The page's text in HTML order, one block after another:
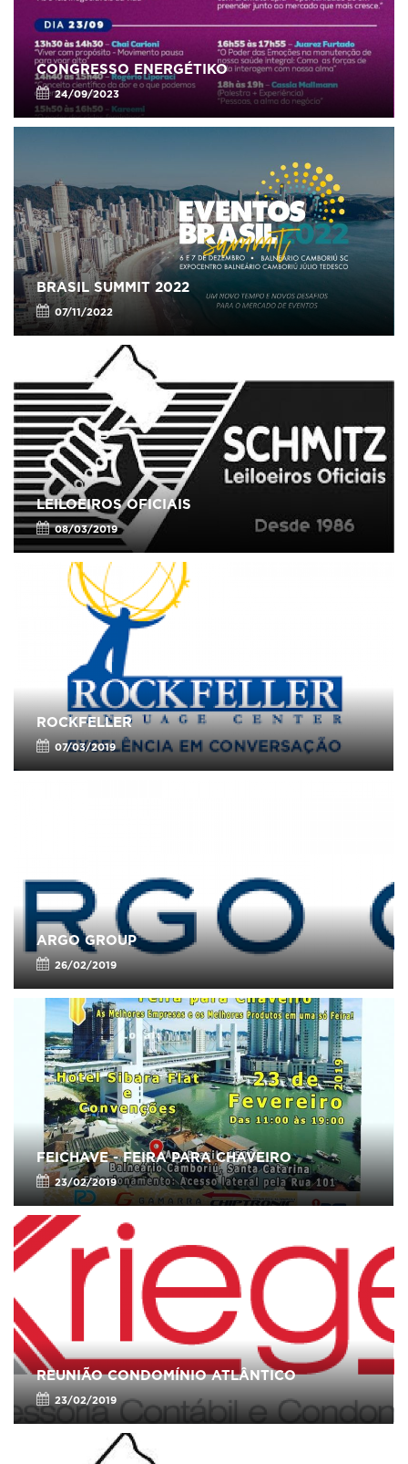
CONGRESSO ENERGÉTIKO
24/09/2023
BRASIL SUMMIT 2022
07/11/2022
LEILOEIROS OFICIAIS
08/03/2019
ROCKFELLER
07/03/2019
ARGO GROUP
26/02/2019
FEICHAVE - FEIRA PARA CHAVEIRO
23/02/2019
REUNIÃO CONDOMÍNIO ATLÂNTICO
23/02/2019